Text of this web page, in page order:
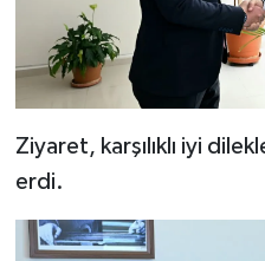
Ziyaret, karşılıklı iyi
erdi.